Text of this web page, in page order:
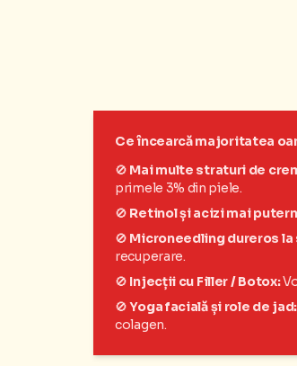
Ce încearcă majoritatea
🚫 Mai multe straturi de
primele 3% din piele.
🚫 Retinol și acizi mai
🚫 Microneedling dureros la
recuperare.
🚫 Injecții cu Filler / Botox:
🚫Yoga facială și role de jad:
colagen.